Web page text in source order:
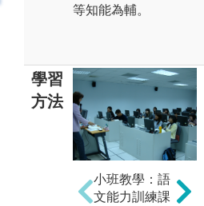
等知能為輔。
學習
方法
小班教學：語
文能力訓練課